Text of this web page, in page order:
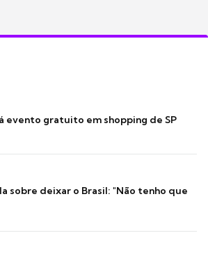
evento gratuito em shopping de SP
sobre deixar o Brasil: "Não tenho que